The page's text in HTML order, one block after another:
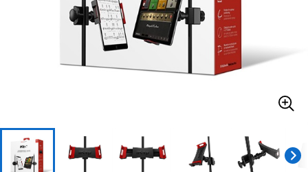
その他楽器
DJ機器 DTM